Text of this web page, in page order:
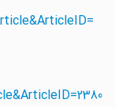
2380